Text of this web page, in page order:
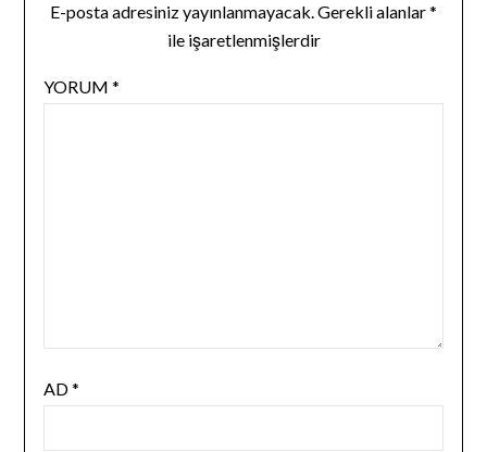
E-posta adresiniz yayınlanmayacak.Gerekli alanlar*
ile işaretlenmişlerdir
YORUM *
AD*